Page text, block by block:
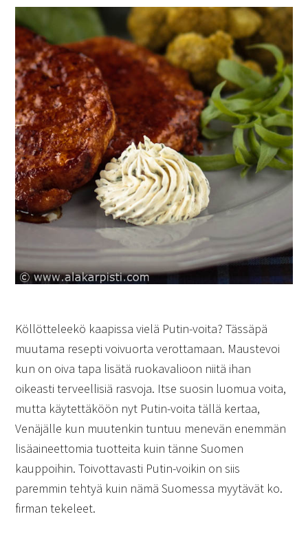
Köllötteleekö kaapissa vielä Putin-voita? Tässäpä
muutama resepti voivuorta verottamaan. Maustevoi
kun on oiva tapa lisätä ruokavalioon niitä ihan
oikeasti terveellisiä rasvoja. Itse suosin luomua voita,
mutta käytettäköön nyt Putin-voita tällä kertaa,
Venäjälle kun muutenkin tuntuu menevän enemmän
lisäaineettomia tuotteita kuin tänne Suomen
kauppoihin. Toivottavasti Putin-voikin on siis
paremmin tehtyä kuin nämä Suomessa myytävät ko.
firman tekeleet.